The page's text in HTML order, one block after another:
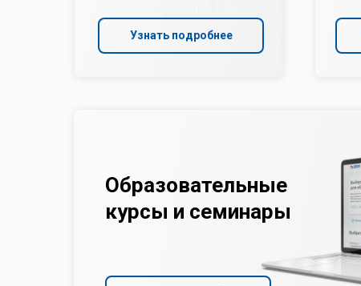
Образовательные
курсы и семинары
Узнать подробнее